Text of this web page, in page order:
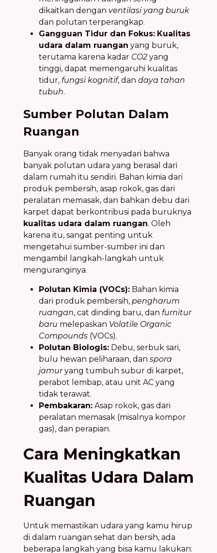
dikaitkan dengan ventilasi yang buruk
dan polutan terperangkap.
Gangguan Tidur dan Fokus: Kualitas
udara dalam ruangan yang buruk,
terutama karena kadar CO2 yang
tinggi, dapat memengaruhi kualitas
tidur, fungsi kognitif, dan daya tahan
tubuh.
Sumber Polutan Dalam
Ruangan
Banyak orang tidak menyadari bahwa
banyak polutan udara yang berasal dari
dalam rumah itu sendiri. Bahan kimia dari
produk pembersih, asap rokok, gas dari
peralatan memasak, dan bahkan debu dari
karpet dapat berkontribusi pada buruknya
kualitas udara dalam ruangan. Oleh
karena itu, sangat penting untuk
mengetahui sumber-sumber ini dan
mengambil langkah-langkah untuk
menguranginya.
Polutan Kimia (VOCs): Bahan kimia
dari produk pembersih, pengharum
ruangan, cat dinding baru, dan furnitur
baru melepaskan Volatile Organic
Compounds (VOCs).
Polutan Biologis: Debu, serbuk sari,
bulu hewan peliharaan, dan spora
jamuryang tumbuh subur di karpet,
perabot lembap, atau unit AC yang
tidak terawat.
Pembakaran: Asap rokok, gas dari
peralatan memasak (misalnya kompor
gas), dan perapian.
Cara Meningkatkan
Kualitas Udara Dalam
Ruangan
Untuk memastikan udara yang kamu hirup
di dalam ruangan sehat dan bersih, ada
beberapa langkah yang bisa kamu lakukan: